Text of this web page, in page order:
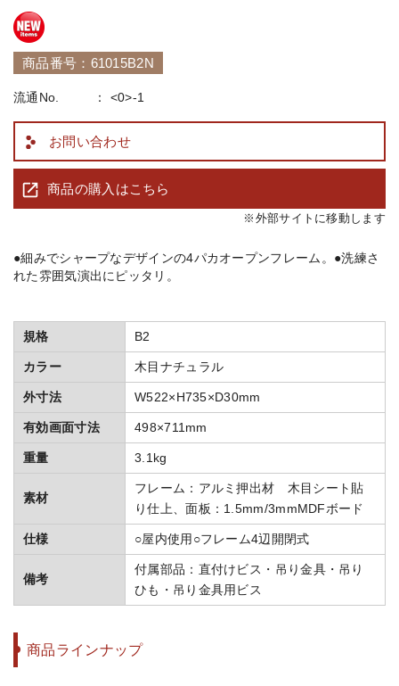
商品番号：61015B2N
流通No. <0>-1
お問い合わせ
商品の購入はこちら
※外部サイトに移動します
●細みでシャープなデザインの4パカオープンフレーム。●洗練さ
れた雰囲気演出にピッタリ。
規格 B2
カラー 木目ナチュラル
外寸法 W522×H735×D30mm
有効画面寸法 498×711mm
重量 3.1kg
素材
フレーム：アルミ押出材 木目シート貼
り仕上、面板：1.5mm/3mmMDFボード
仕様 ○屋内使用○フレーム4辺開閉式
備考
付属部品：直付けビス・吊り金具・吊り
ひも・吊り金具用ビス
商品ラインナップ